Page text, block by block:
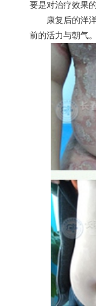
要是对治疗效果
康复后的洋洋
前的活力与朝气。